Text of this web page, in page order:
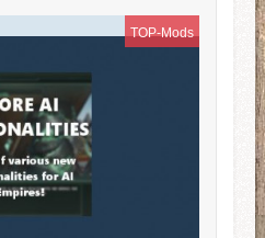
TOP-Mods